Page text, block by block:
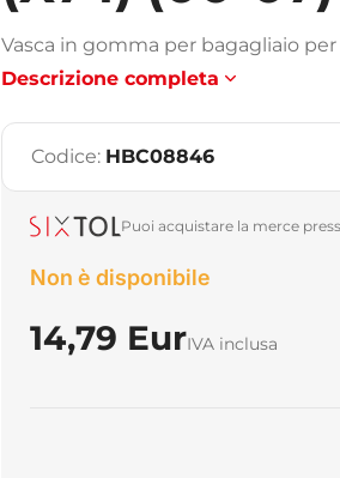
Vasca in gomma per bagagliaio
Descrizione completa
Codice: HBC08846
Puoi acquistare la merce
Non è disponibile
14,79 EurIVA inclusa